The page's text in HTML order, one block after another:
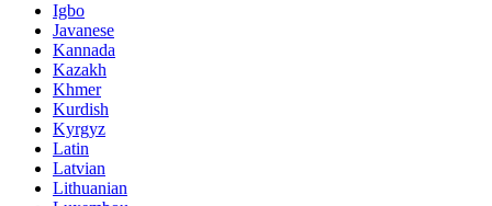
Igbo
Javanese
Kannada
Kazakh
Khmer
Kurdish
Kyrgyz
Latin
Latvian
Lithuanian